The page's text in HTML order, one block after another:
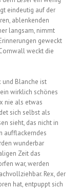
eindeutig auf der
ablenkenden
langsam, nimmt
geweckt
weckt die
und Blanche ist
wirklich schönes
nie als etwas
sich selbst als
sieht, das nicht in
aufflackerndes
wunderbar
Zeit das
war, werden
Rex, der
hat, entpuppt sich